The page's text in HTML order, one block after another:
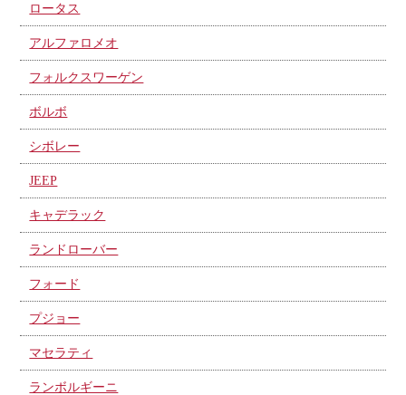
ロータス
アルファロメオ
フォルクスワーゲン
ボルボ
シボレー
JEEP
キャデラック
ランドローバー
フォード
プジョー
マセラティ
ランボルギーニ